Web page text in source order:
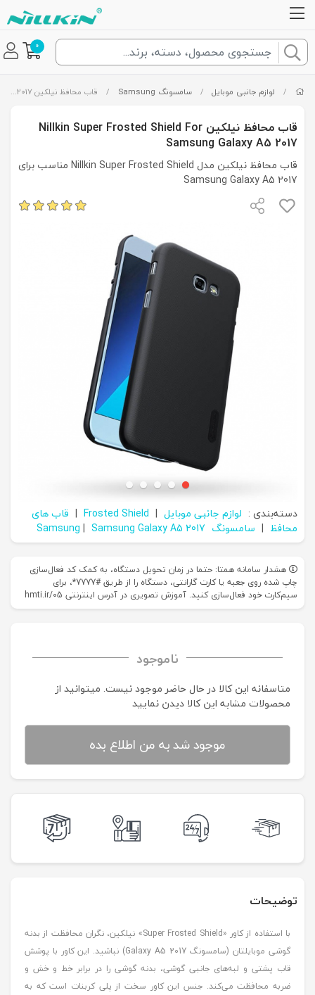
0
/ لوازم جانبی موبایل / سامسونگ Samsung / قاب محافظ نیلکین Nillkin Super Frosted Shield For Samsung Galaxy A5 2017
قاب محافظ نیلکین Nillkin Super Frosted Shield For
Samsung Galaxy A5 2017
قاب محافظ نیلکین مدل Nillkin Super Frosted Shield مناسب برای
Samsung Galaxy A5 2017
دسته‌بندی : لوازم جانبی موبایل |
Frosted Shield
| قاب های
محافظ | سامسونگ Samsung | Samsung Galaxy A5 2017
هشدار سامانه همتا: حتما در زمان تحویل دستگاه، به کمک کد فعال‌سازی
چاپ شده روی جعبه یا کارت گارانتی، دستگاه را از طریق #7777*، برای
سیم‌کارت خود فعال‌سازی کنید. آموزش تصویری در آدرس اینترنتی hmti.ir/05
ناموجود
متاسفانه این کالا در حال حاضر موجود نیست. می‍توانید از
محصولات مشابه این کالا دیدن نمایید
موجود شد به من اطلاع بده
توضیحات
با استفاده از کاور «Super Frosted Shield» نیلکین، نگران محافظت از بدنه
گوشی موبایلتان (سامسونگ Galaxy A5 2017) نباشید. این کاور با پوشش
قاب پشتی و لبه‌های جانبی گوشی، بدنه گوشی را در برابر خط و خش و
ضربه محافظت می‌کند. جنس این کاور سخت از پلی کربنات است که به